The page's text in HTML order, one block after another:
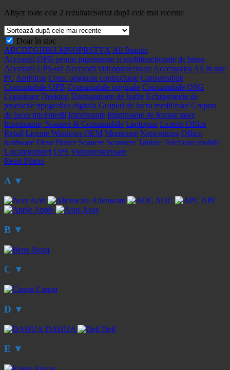
Afișez toate cele 2 rezultateSortat după cele mai recente
Doar în stoc
ABCDEGHIKLMNOPRSTVX All Brands
Accesorii OPB pentru imprimante si multifunctionale de birou
Accesorii UPS-uri Accesorii videoproiectoare Accessories All in one
PC Antivirus Cons. originale contractuale Consumabile
Consumabile OPB Consumabile originale Consumabile OSG
Copiatoare Desktop Distrugatoare de hartie Echipamente de
productie tipografica digitala Grupuri de lucru medii/mari Grupuri
de lucru mici/medii Imprimante Imprimante de format mare
Imprimante, Scanere & Consumabile Laptopuri Licente Office
Retail Licente Windows OEM Monitoare Networking Office
hardware Piese Plotter Scanere Scannere Tablete Telefoane mobile
Uncategorized UPS Videoproiectoare
Reset Filters
A ▼
Acer Alienware AOC
APC
Apple
Asus
B ▼
Benq
C ▼
Canon
D ▼
DAHUA Dell
E ▼